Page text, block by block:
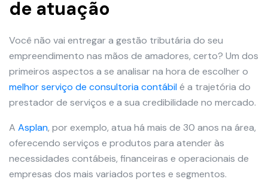
de atuação
Você não vai entregar a gestão tributária do seu
empreendimento nas mãos de amadores, certo? Um dos
primeiros aspectos a se analisar na hora de escolher o
melhor serviço de consultoria contábilé a trajetória do
prestador de serviços e a sua credibilidade no mercado.
A Asplan, por exemplo, atua há mais de 30 anos na área,
oferecendo serviços e produtos para atender às
necessidades contábeis, financeiras e operacionais de
empresas dos mais variados portes e segmentos.